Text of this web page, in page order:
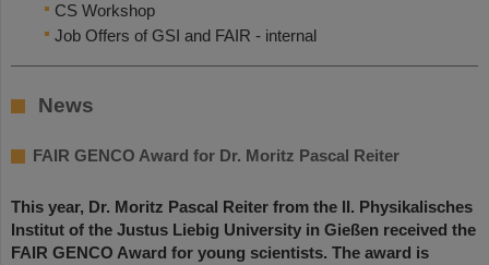
CS Workshop
Job Offers of GSI and FAIR - internal
News
FAIR GENCO Award for Dr. Moritz Pascal Reiter
This year, Dr. Moritz Pascal Reiter from the II. Physikalisches
Institut of the Justus Liebig University in Gießen received the
FAIR GENCO Award for young scientists. The award is